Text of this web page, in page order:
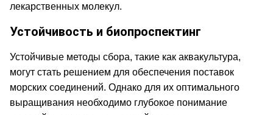
лекарственных молекул.
Устойчивость и биопроспектинг
Устойчивые методы сбора, такие как аквакультура,
могут стать решением для обеспечения поставок
морских соединений. Однако для их оптимального
выращивания необходимо глубокое понимание